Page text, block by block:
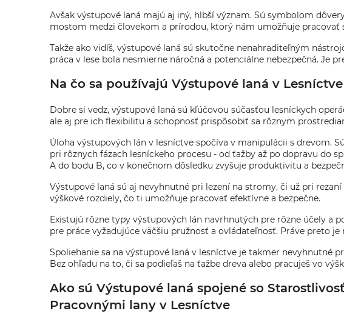
Avšak výstupové laná majú aj iný, hlbší význam. Sú symbolom
mostom medzi človekom a prírodou, ktorý nám umožňuje pracovať
Takže ako vidíš, výstupové laná sú skutočne nenahraditeľným
práca v lese bola nesmierne náročná a potenciálne nebezpečná. Je
Na čo sa používajú Výstupové laná v Lesníctve
Dobre si vedz, výstupové laná sú kľúčovou súčasťou lesníckych
ale aj pre ich flexibilitu a schopnosť prispôsobiť sa rôznym
Úloha výstupových lán v lesníctve spočíva v manipulácii s drevom.
pri rôznych fázach lesníckeho procesu - od ťažby až po dopravu do
A do bodu B, co v konečnom dôsledku zvyšuje produktivitu a
Výstupové laná sú aj nevyhnutné pri lezení na stromy, či už pri
výškové rozdiely, čo ti umožňuje pracovať efektívne a bezpečne.
Existujú rôzne typy výstupových lán navrhnutých pre rôzne účely a
pre práce vyžadujúce väčšiu pružnosť a ovládateľnosť. Práve preto
Spoliehanie sa na výstupové laná v lesníctve je takmer nevyhnutné
Bez ohľadu na to, či sa podieľaš na ťažbe dreva alebo pracuješ vo
Ako sú Výstupové laná spojené so
Pracovnými lany v Lesníctve